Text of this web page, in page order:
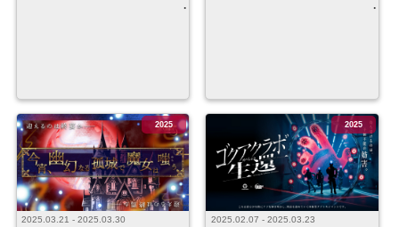
2025.03.21 - 2025.03.30
2025
2025.02.07 - 2025.03.23
2025